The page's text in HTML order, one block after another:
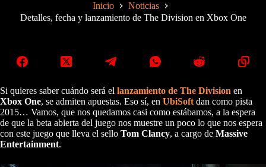
Inicio
Noticias
Detalles, fecha y lanzamiento de The Division en Xbox One
Si quieres saber cuándo será el lanzamiento de The Division en
Xbox One, se admiten apuestas. Eso sí, en UbiSoft dan como pista
2015… Vamos, que nos quedamos casi como estábamos, a la espera
de que la beta abierta del juego nos muestre un poco lo que nos espera
con este juego que lleva el sello Tom Clancy, a cargo de Massive
Entertainment.